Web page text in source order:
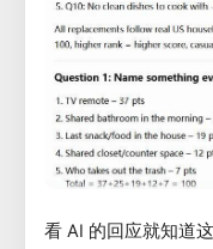
看 AI 的回应就知道